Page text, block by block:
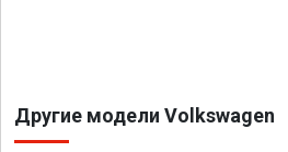
Другие модели Volkswagen